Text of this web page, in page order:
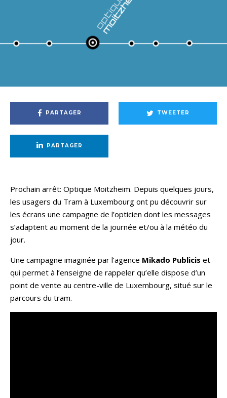
PARTAGER TWEETER
PARTAGER
Prochain arrêt: Optique Moitzheim. Depuis quelques jours,
les usagers du Tram à Luxembourg ont pu découvrir sur
les écrans une campagne de l’opticien dont les messages
s’adaptent au moment de la journée et/ou à la météo du
jour.
Une campagne imaginée par l’agence Mikado Publicis et
qui permet à l’enseigne de rappeler qu’elle dispose d’un
point de vente au centre-ville de Luxembourg, situé sur le
parcours du tram.